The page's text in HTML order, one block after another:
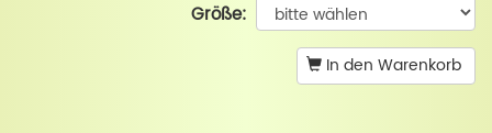
Größe:
In den Warenkorb